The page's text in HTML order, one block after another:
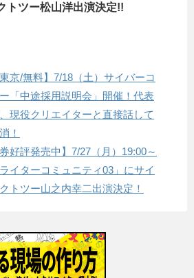
トツー松山洋出演決定!!
東京/無料】7/18（土）サイバーコ
「中途採用説明会」開催！代表
現役クリエイターと直接話して
！
券好評発売中】7/27（月）19:00～
ライターコミュニティ03」にサイ
トツー山之内幸二出演決定！